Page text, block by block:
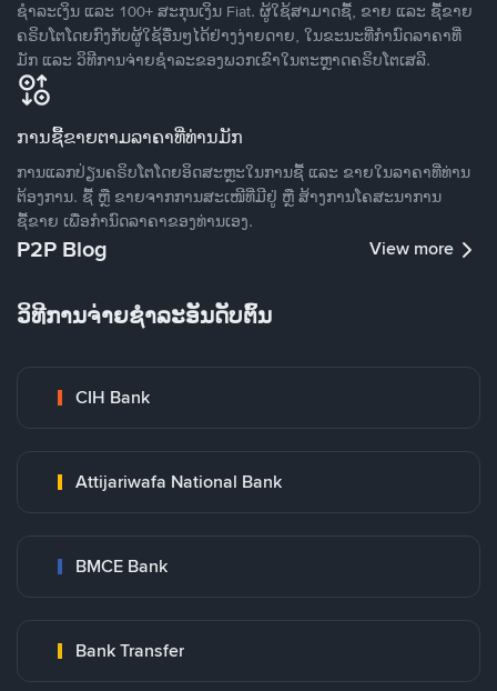
ຊໍາລະເງິນ ແລະ 100+ ສະກຸນເງິນ Fiat. ຜູ້ໃຊ້ສາມາດຊື້, ຂາຍ ແລະ ຊື້ຂາຍ
ຄຣິບໂຕໂດຍກົງກັບຜູ້ໃຊ້ອື່ນໆໄດ້ຢ່າງງ່າຍດາຍ, ໃນຂະນະທີ່ກໍານົດລາຄາທີ່
ມັກ ແລະ ວິທີການຈ່າຍຊຳລະຂອງພວກເຂົາໃນຕະຫຼາດຄຣິບໂຕເສລີ.
ການຊື້ຂາຍຕາມລາຄາທີ່ທ່ານມັກ
ການແລກປ່ຽນຄຣິບໂຕໂດຍອິດສະຫຼະໃນການຊື້ ແລະ ຂາຍໃນລາຄາທີ່ທ່ານ
ຕ້ອງການ. ຊື້ ຫຼື ຂາຍຈາກການສະເໜີທີ່ມີຢູ່ ຫຼື ສ້າງການໂຄສະນາການ
ຊື້ຂາຍ ເພື່ອກໍານົດລາຄາຂອງທ່ານເອງ.
P2P Blog View more
ວິທີການຈ່າຍຊຳລະອັນດັບຕົ້ນ
CIH Bank
Attijariwafa National Bank
BMCE Bank
Bank Transfer